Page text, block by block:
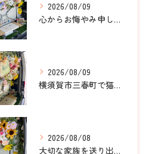
2026/08/09
心からお悔やみ申し上げます。
2026/08/09
横須賀市三春町で猫ちゃんのペット葬儀、ペット火葬をお手伝いさ...
2026/08/08
大切な家族を送り出すお手伝いをしました。